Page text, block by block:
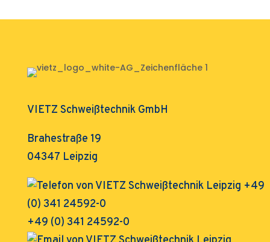
VIETZ Schweißtechnik GmbH
Brahestraße 19
04347 Leipzig
+49 (0) 341 24592-0